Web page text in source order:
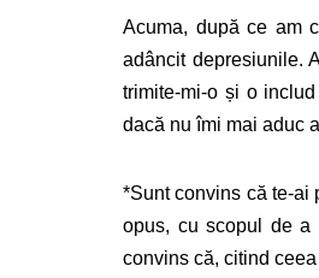
Acuma, după ce am
adâncit depresiunile.
trimite-mi-o și o
dacă nu îmi mai aduc
*Sunt convins că te-ai
opus, cu scopul de a
convins că, citind